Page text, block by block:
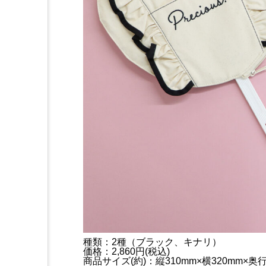
種類：2種（ブラック、キナリ）
価格：2,860円(税込)
商品サイズ(約)：縦310mm×横320mm×奥